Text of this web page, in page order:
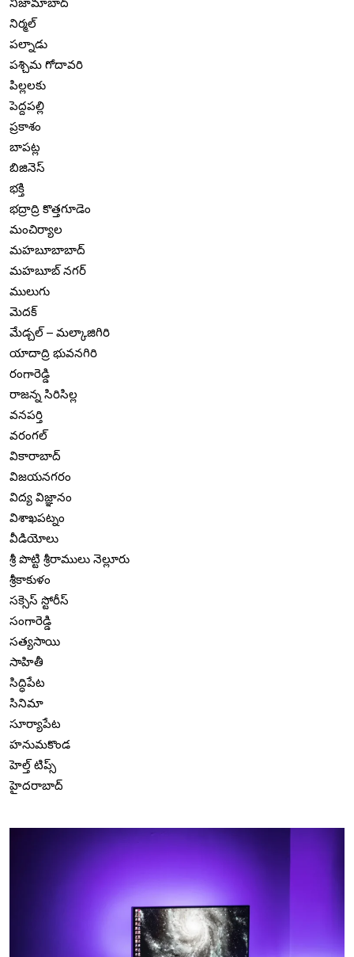
నిర్మల్
పల్నాడు
పశ్చిమ గోదావరి
పిల్లలకు
పెద్దపల్లి
ప్రకాశం
బాపట్ల
బిజినెస్
భక్తి
భద్రాద్రి కొత్తగూడెం
మంచిర్యాల
మహబూబాబాద్
మహబూబ్ నగర్
ములుగు
మెదక్
మేడ్చల్ – మల్కాజిగిరి
యాదాద్రి భువనగిరి
రంగారెడ్డి
రాజన్న సిరిసిల్ల
వనపర్తి
వరంగల్
వికారాబాద్
విజయనగరం
విద్య విజ్ఞానం
విశాఖపట్నం
వీడియోలు
శ్రీ పొట్టి శ్రీరాములు నెల్లూరు
శ్రీకాకుళం
సక్సెస్ స్టోరీస్
సంగారెడ్డి
సత్యసాయి
సాహితీ
సిద్ధిపేట
సినిమా
సూర్యాపేట
హనుమకొండ
హెల్త్ టిప్స్
హైదరాబాద్